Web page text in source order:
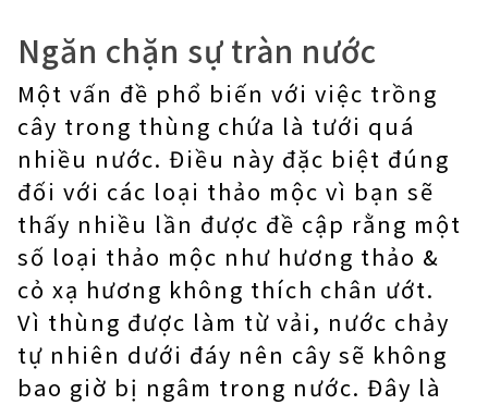
Ngăn chặn sự tràn nước
Một vấn đề phổ biến với việc trồng
cây trong thùng chứa là tưới quá
nhiều nước. Điều này đặc biệt đúng
đối với các loại thảo mộc vì bạn sẽ
thấy nhiều lần được đề cập rằng một
số loại thảo mộc như hương thảo &
cỏ xạ hương không thích chân ướt.
Vì thùng được làm từ vải, nước chảy
tự nhiên dưới đáy nên cây sẽ không
bao giờ bị ngâm trong nước. Đây là